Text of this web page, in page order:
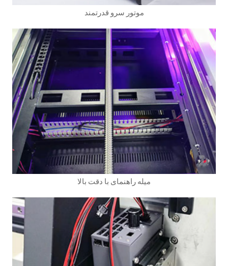
موتور سرو قدرتمند
میله راهنمای با دقت بالا